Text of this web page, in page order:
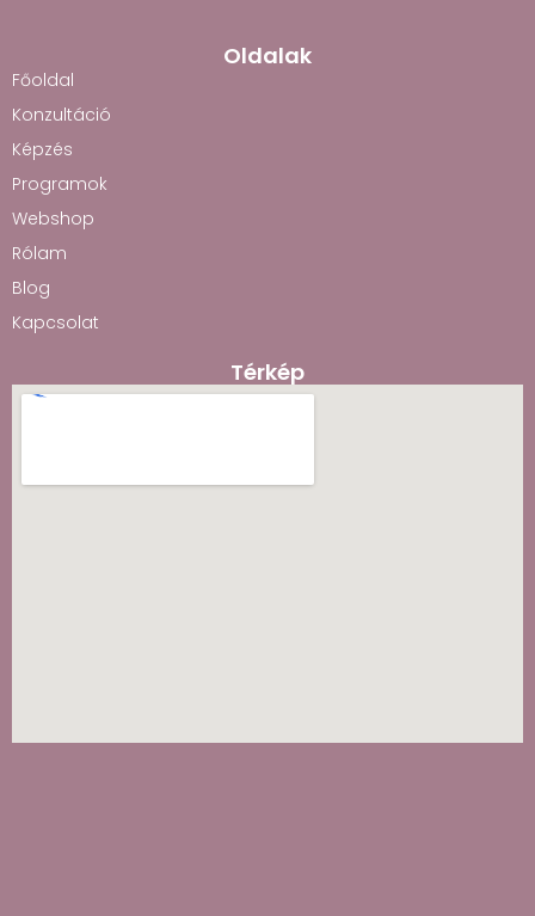
Oldalak
Főoldal
Konzultáció
Képzés
Programok
Webshop
Rólam
Blog
Kapcsolat
Térkép